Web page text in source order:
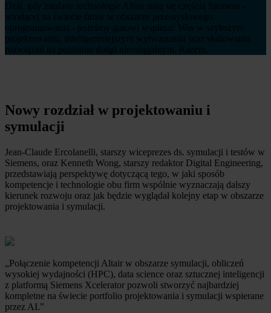
Dziś, gdy zaufane technologie Altair stają się częścią Siemens -
wiodącej na świecie firmy w obszarze przemysłowego
oprogramowania - jesteśmy gotowi wspierać Was w szybszym
projektowaniu, inteligentniejszym wytwarzaniu oraz skalowaniu
rozwiązań na poziomie dotąd nieosiągalnym. Razem.
Nowy rozdział w projektowaniu i
symulacji
Jean-Claude Ercolanelli, starszy wiceprezes ds. symulacji i testów w
Siemens, oraz Kenneth Wong, starszy redaktor Digital Engineering,
przedstawiają perspektywę dotyczącą tego, w jaki sposób
kompetencje i technologie obu firm wspólnie wyznaczają dalszy
kierunek rozwoju oraz jak będzie wyglądał kolejny etap w obszarze
projektowania i symulacji.
„Połączenie kompetencji Altair w obszarze symulacji, obliczeń
wysokiej wydajności (HPC), data science oraz sztucznej inteligencji
z platformą Siemens Xcelerator pozwoli stworzyć najbardziej
kompletne na świecie portfolio projektowania i symulacji wspierane
przez AI.”